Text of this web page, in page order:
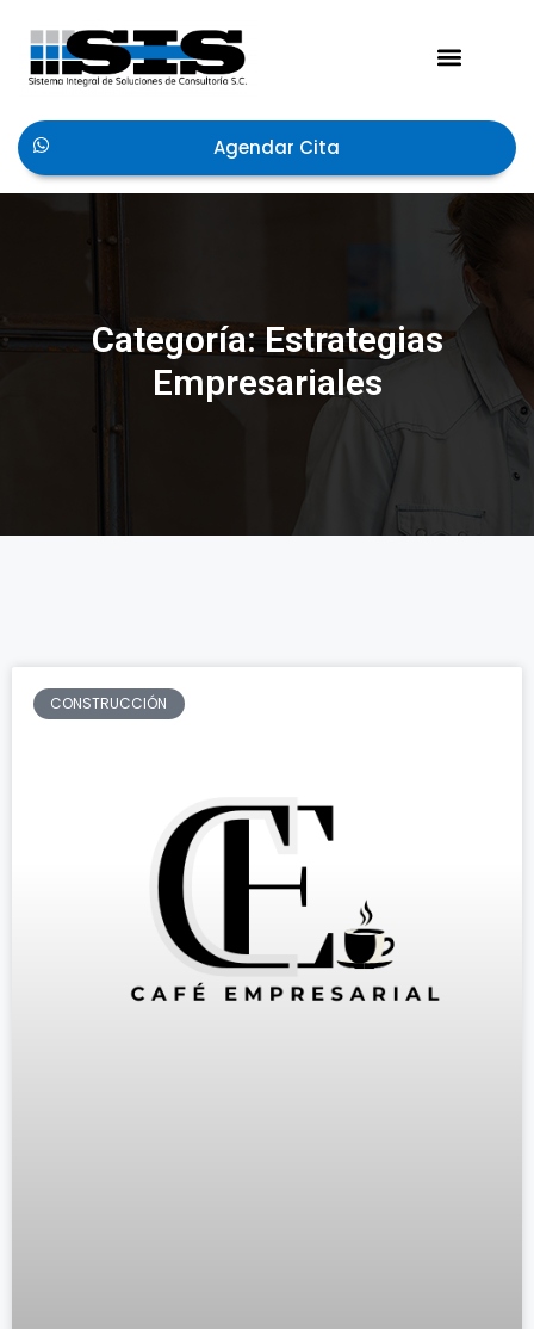
Agendar Cita
Categoría: Estrategias
Empresariales
CONSTRUCCIÓN